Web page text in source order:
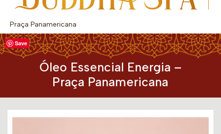
Praça Panamericana
Óleo Essencial Energia –
Praça Panamericana
Save